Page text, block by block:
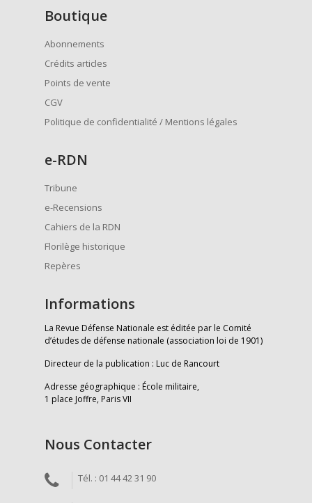
Boutique
Abonnements
Crédits articles
Points de vente
CGV
Politique de confidentialité / Mentions légales
e-RDN
Tribune
e-Recensions
Cahiers de la RDN
Florilège historique
Repères
Informations
La Revue Défense Nationale est éditée par le Comité
d’études de défense nationale (association loi de 1901)
Directeur de la publication : Luc de Rancourt
Adresse géographique : École militaire,
1 place Joffre, Paris VII
Nous Contacter
Tél. : 01 44 42 31 90